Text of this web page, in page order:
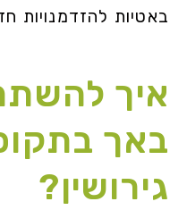
באטיות להזדמנויות
איך
באך
גירושין?